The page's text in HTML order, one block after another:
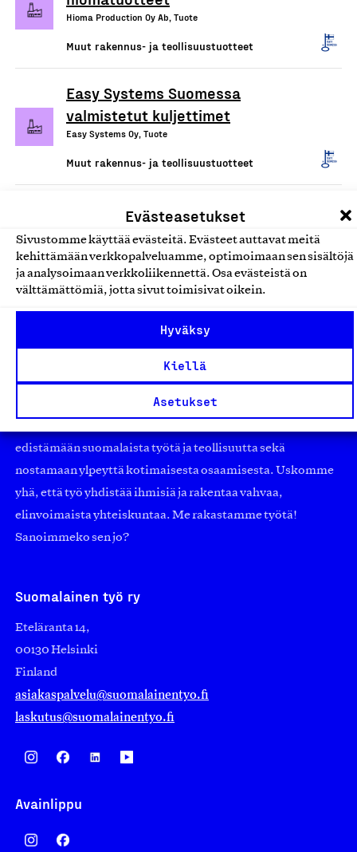
Evästeasetukset
Sivustomme käyttää evästeitä. Evästeet auttavat meitä
kehittämään verkkopalveluamme, optimoimaan sen sisältöjä
ja analysoimaan verkkoliikennettä. Osa evästeistä on
välttämättömiä, jotta sivut toimisivat oikein.
Hyväksy
Kiellä
Asetukset
Hioma Production Oy Ab, Tuote
Muut rakennus- ja teollisuustuotteet
Easy Systems Suomessa
valmistetut kuljettimet
Easy Systems Oy, Tuote
Muut rakennus- ja teollisuustuotteet
Olemme jäsentemme omistama puolueeton,
työmarkkinajärjestöistä riippumaton yhdistys.
Jäseninämme on koko suomalaisen yhteiskunnan kirjo
pienistä pajoista ja yhteisöistä kansainvälisiin
edistämään suomalaista työtä ja teollisuutta sekä
nostamaan ylpeyttä kotimaisesta osaamisesta. Uskomme
yhä, että työ yhdistää ihmisiä ja rakentaa vahvaa,
elinvoimaista yhteiskuntaa. Me rakastamme työtä!
Sanoimmeko sen jo?
Suomalainen työ ry
Eteläranta 14,
00130 Helsinki
Finland
asiakaspalvelu@suomalainentyo.fi
laskutus@suomalainentyo.fi
Avainlippu